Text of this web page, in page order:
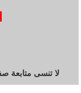
لا تنسى متابعة